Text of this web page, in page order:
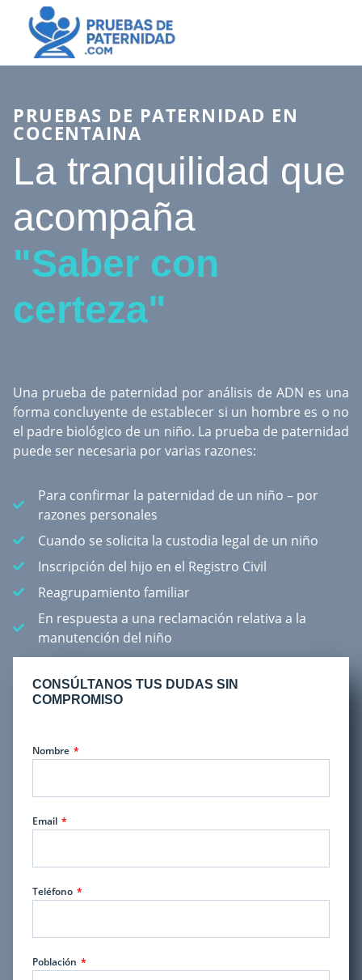
PRUEBAS DE PATERNIDAD EN
COCENTAINA
La tranquilidad que
acompaña
"Saber con
certeza"
Una prueba de paternidad por análisis de ADN es una
forma concluyente de establecer si un hombre es o no
el padre biológico de un niño. La prueba de paternidad
puede ser necesaria por varias razones:
Para confirmar la paternidad de un niño – por
razones personales
Cuando se solicita la custodia legal de un niño
Inscripción del hijo en el Registro Civil
Reagrupamiento familiar
En respuesta a una reclamación relativa a la
manutención del niño
CONSÚLTANOS TUS DUDAS SIN
COMPROMISO
Nombre
Email
Teléfono
Población